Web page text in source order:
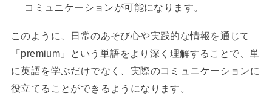
コミュニケーションが可能になります。
このように、日常のあそび心や実践的な情報を通じて
「premium」という単語をより深く理解することで、単
に英語を学ぶだけでなく、実際のコミュニケーションに
役立てることができるようになります。